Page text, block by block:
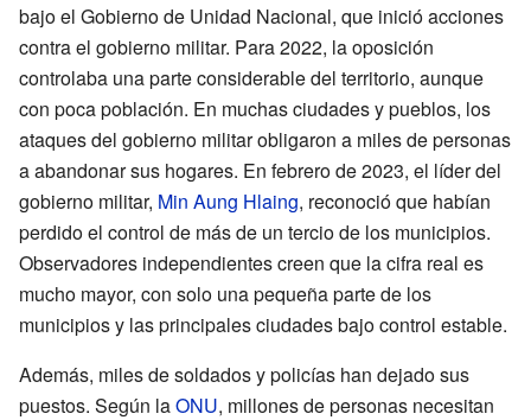
bajo el Gobierno de Unidad Nacional, que inició acciones
contra el gobierno militar. Para 2022, la oposición
controlaba una parte considerable del territorio, aunque
con poca población. En muchas ciudades y pueblos, los
ataques del gobierno militar obligaron a miles de personas
a abandonar sus hogares. En febrero de 2023, el líder del
gobierno militar, Min Aung Hlaing, reconoció que habían
perdido el control de más de un tercio de los municipios.
Observadores independientes creen que la cifra real es
mucho mayor, con solo una pequeña parte de los
municipios y las principales ciudades bajo control estable.
Además, miles de soldados y policías han dejado sus
puestos. Según laONU, millones de personas necesitan